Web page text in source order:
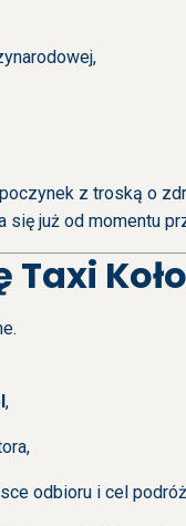
z troską o
się już od momentu
,
odbioru i cel